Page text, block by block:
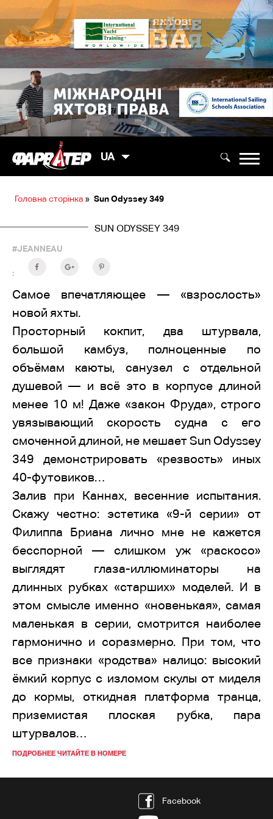
UA
Головна сторінка » Sun Odyssey 349
SUN ODYSSEY 349
#JEANNEAU
:
Самое впечатляющее — «взрослость»
новой яхты.
Просторный кокпит, два штурвала,
большой камбуз, полноценные по
объёмам каюты, санузел с отдельной
душевой — и всё это в корпусе длиной
менее 10 м! Даже «закон Фруда», строго
увязывающий скорость судна с его
смоченной длиной, не мешает Sun Odyssey
349 демонстрировать «резвость» иных
40-футовиков…
Залив при Каннах, весенние испытания.
Скажу честно: эстетика «9-й серии» от
Филиппа Бриана лично мне не кажется
бесспорной — слишком уж «раскосо»
выглядят глаза-иллюминаторы на
длинных рубках «старших» моделей. И в
этом смысле именно «новенькая», самая
маленькая в серии, смотрится наиболее
гармонично и соразмерно. При том, что
все признаки «родства» налицо: высокий
ёмкий корпус с изломом скулы от миделя
до кормы, откидная платформа транца,
приземистая плоская рубка, пара
штурвалов…
ПОДРОБНЕЕ ЧИТАЙТЕ В НОМЕРЕ
Facebook